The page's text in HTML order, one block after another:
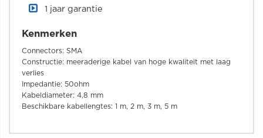
1 jaar garantie
Kenmerken
Connectors: SMA
Constructie: meeraderige kabel van hoge kwaliteit met laag
verlies
Impedantie: 50ohm
Kabeldiameter: 4,8 mm
Beschikbare kabellengtes: 1 m, 2 m, 3 m, 5 m